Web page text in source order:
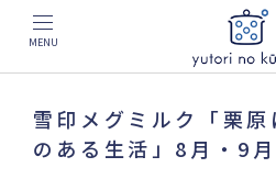
MENU
雪印メグミルク「栗原
のある生活」8月・9